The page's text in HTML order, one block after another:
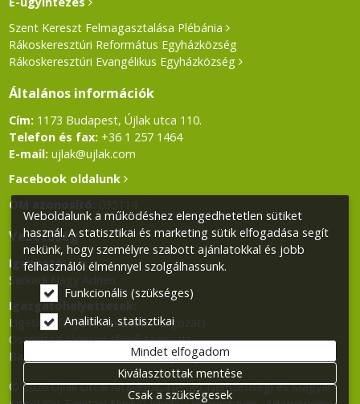
Szent Kereszt Felmagasztalása Plébánia
Rákoskeresztúri Református Egyházközség
Rákoskeresztúri Evangélikus Egyházközség
Általános információk
Cím: 1173 Budapest, Újlak utca 110.
Telefon és fax: +36 1 257 1464
E-mail: ujlak@ujlak.com
Facebook oldalunk
OM azonosító: 035114
Vezetőség
Igazgató:
Sarkadi Nagy Adrien
Igazgatóhelyettesek:
Ligetiné Varga Andrea (alsó tagozat)
Osztertág Jánosné (felső tagozat)
Balla Klára (Német Nemzetiségi tagozat)
© 2026 Újlak Utcai Általános, Német Nemzetiségi és Magyar-
Weboldalunk a működéshez elengedhetetlen sütiket
használ. A statisztikai és marketing sütik elfogadása segít
nekünk, hogy személyre szabott ajánlatokkal és jobb
felhasználói élménnyel szolgálhassunk.
Funkcionális (szükséges)
Analitikai, statisztikai
Mindet elfogadom
Kiválasztottak mentése
Csak a szükségesek